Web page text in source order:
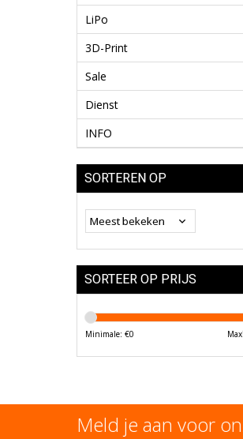
LiPo
3D-Print
Sale
Dienst
INFO
SORTEREN OP
SORTEER OP PRIJS
Minimale: €0
Meld je aan voor